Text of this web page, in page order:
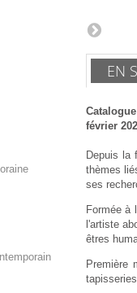
EN
février
Depuis la
thèmes
ses
Formée à
l'artiste
êtres
Première